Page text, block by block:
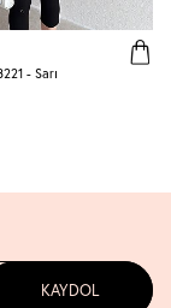
- Sarı
KAYDOL